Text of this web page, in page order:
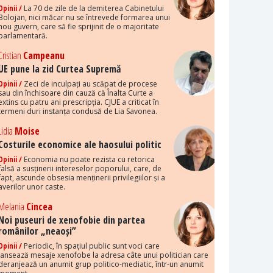
/ La 70 de zile de la demiterea Cabinetului
nici măcar nu se întrevede formarea unui
guvern, care să fie sprijinit de o majoritate
Campeanu
pune la zid Curtea Supremă
/ Zeci de inculpați au scăpat de procese
din închisoare din cauză că Înalta Curte a
cu patru ani prescripția. CJUE a criticat în
duri instanța condusă de Lia Savonea.
Moise
economice ale haosului politic
/ Economia nu poate rezista cu retorica
a susținerii intereselor poporului, care, de
ascunde obsesia menținerii privilegiilor și a
unor caste.
Cincea
puseuri de xenofobie din partea
„neaoși”
/ Periodic, în spațiul public sunt voci care
mesaje xenofobe la adresa câte unui politician care
un anumit grup politico-mediatic, într-un anumit